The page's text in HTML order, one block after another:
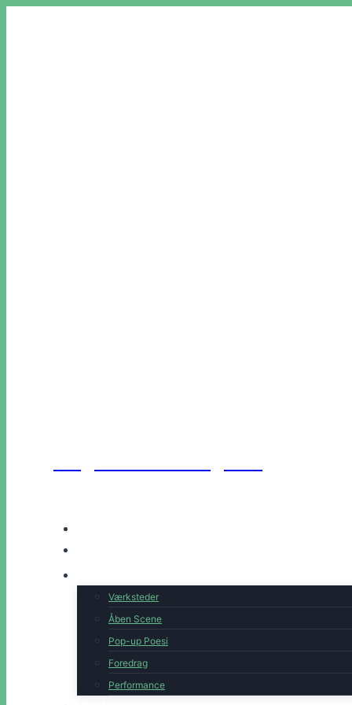
Unge Danske Digtere
Værksteder
Åben Scene
Pop-up Poesi
Foredrag
Performance